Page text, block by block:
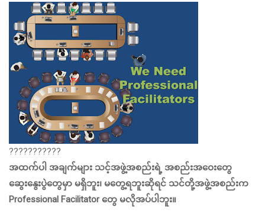
???????????
အထက်ပါ အချက်များ သင့်အဖွဲ့အစည်းရဲ့ အစည်းအဝေးတွေ
ဆွေးနွေးပွဲတွေမှာ မရှိဘူး၊ မတွေ့ရဘူးဆိုရင် သင်တို့အဖွဲ့အစည်းက
Professional Facilitator တွေ မလိုအပ်ပါဘူး။